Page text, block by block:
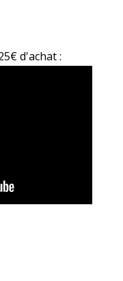
d'achat :